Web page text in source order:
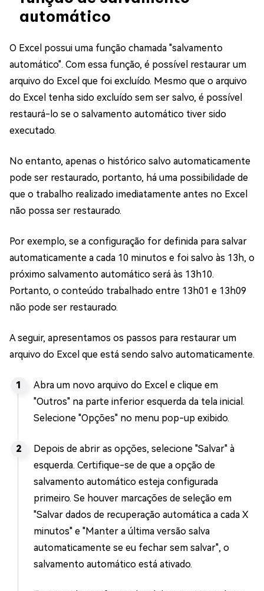
automático
O Excel possui uma função chamada "salvamento
automático". Com essa função, é possível restaurar um
arquivo do Excel que foi excluído. Mesmo que o arquivo
do Excel tenha sido excluído sem ser salvo, é possível
restaurá-lo se o salvamento automático tiver sido
executado.
No entanto, apenas o histórico salvo automaticamente
pode ser restaurado, portanto, há uma possibilidade de
que o trabalho realizado imediatamente antes no Excel
não possa ser restaurado.
Por exemplo, se a configuração for definida para salvar
automaticamente a cada 10 minutos e foi salvo às 13h, o
próximo salvamento automático será às 13h10.
Portanto, o conteúdo trabalhado entre 13h01 e 13h09
não pode ser restaurado.
A seguir, apresentamos os passos para restaurar um
arquivo do Excel que está sendo salvo automaticamente.
Abra um novo arquivo do Excel e clique em
"Outros" na parte inferior esquerda da tela inicial.
Selecione "Opções" no menu pop-up exibido.
Depois de abrir as opções, selecione "Salvar" à
esquerda. Certifique-se de que a opção de
salvamento automático esteja configurada
primeiro. Se houver marcações de seleção em
"Salvar dados de recuperação automática a cada X
minutos" e "Manter a última versão salva
automaticamente se eu fechar sem salvar", o
salvamento automático está ativado.